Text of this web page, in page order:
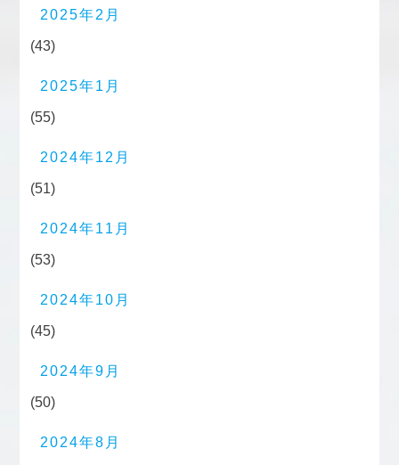
2025年2月
(43)
2025年1月
(55)
2024年12月
(51)
2024年11月
(53)
2024年10月
(45)
2024年9月
(50)
2024年8月